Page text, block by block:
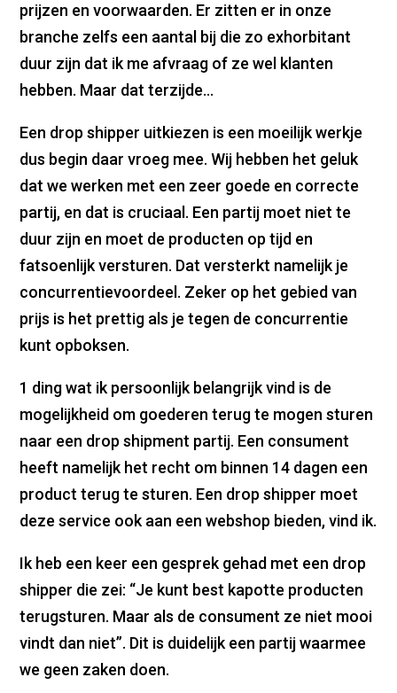
prijzen en voorwaarden. Er zitten er in onze
branche zelfs een aantal bij die zo exhorbitant
duur zijn dat ik me afvraag of ze wel klanten
hebben. Maar dat terzijde…
Een drop shipper uitkiezen is een moeilijk werkje
dus begin daar vroeg mee. Wij hebben het geluk
dat we werken met een zeer goede en correcte
partij, en dat is cruciaal. Een partij moet niet te
duur zijn en moet de producten op tijd en
fatsoenlijk versturen. Dat versterkt namelijk je
concurrentievoordeel. Zeker op het gebied van
prijs is het prettig als je tegen de concurrentie
kunt opboksen.
1 ding wat ik persoonlijk belangrijk vind is de
mogelijkheid om goederen terug te mogen sturen
naar een drop shipment partij. Een consument
heeft namelijk het recht om binnen 14 dagen een
product terug te sturen. Een drop shipper moet
deze service ook aan een webshop bieden, vind ik.
Ik heb een keer een gesprek gehad met een drop
shipper die zei: “Je kunt best kapotte producten
terugsturen. Maar als de consument ze niet mooi
vindt dan niet”. Dit is duidelijk een partij waarmee
we geen zaken doen.